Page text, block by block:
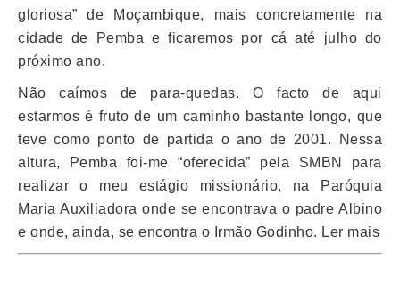
gloriosa” de Moçambique, mais concretamente na
cidade de Pemba e ficaremos por cá até julho do
próximo ano.
Não caímos de para-quedas. O facto de aqui
estarmos é fruto de um caminho bastante longo, que
teve como ponto de partida o ano de 2001. Nessa
altura, Pemba foi-me “oferecida” pela SMBN para
realizar o meu estágio missionário, na Paróquia
Maria Auxiliadora onde se encontrava o padre Albino
e onde, ainda, se encontra o Irmão Godinho. Ler mais